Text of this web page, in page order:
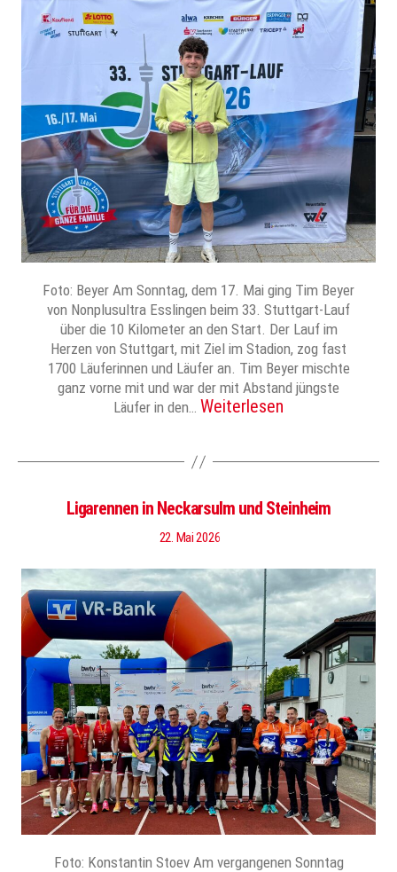
Foto: Beyer Am Sonntag, dem 17. Mai ging Tim Beyer
von Nonplusultra Esslingen beim 33. Stuttgart-Lauf
über die 10 Kilometer an den Start. Der Lauf im
Herzen von Stuttgart, mit Ziel im Stadion, zog fast
1700 Läuferinnen und Läufer an. Tim Beyer mischte
ganz vorne mit und war der mit Abstand jüngste
Läufer in den… Weiterlesen
Ligarennen in Neckarsulm und Steinheim
22. Mai 2026
Foto: Konstantin Stoev Am vergangenen Sonntag